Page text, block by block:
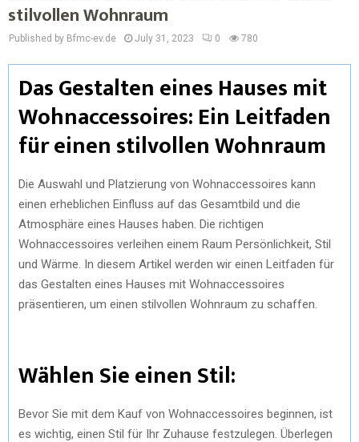
stilvollen Wohnraum
Published by Bfmc-ev.de July 31, 2023 0 780
Das Gestalten eines Hauses mit
Wohnaccessoires: Ein Leitfaden
für einen stilvollen Wohnraum
Die Auswahl und Platzierung von Wohnaccessoires kann
einen erheblichen Einfluss auf das Gesamtbild und die
Atmosphäre eines Hauses haben. Die richtigen
Wohnaccessoires verleihen einem Raum Persönlichkeit, Stil
und Wärme. In diesem Artikel werden wir einen Leitfaden für
das Gestalten eines Hauses mit Wohnaccessoires
präsentieren, um einen stilvollen Wohnraum zu schaffen.
Wählen Sie einen Stil:
Bevor Sie mit dem Kauf von Wohnaccessoires beginnen, ist
es wichtig, einen Stil für Ihr Zuhause festzulegen. Überlegen